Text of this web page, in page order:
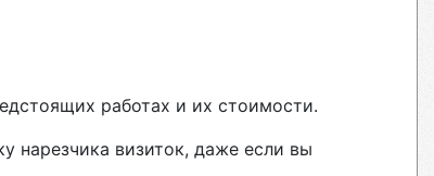
работах и их стоимости.
нарезчика визиток, даже если вы